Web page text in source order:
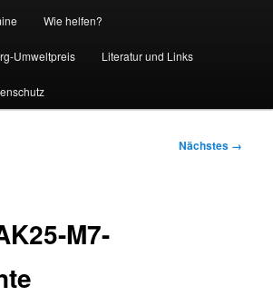
Wie helfen?
Umweltpreis Literatur und Links
Nächstes →
M7-